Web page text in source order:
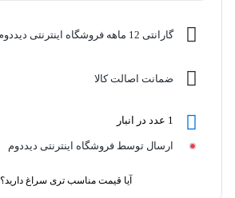
گارانتی 12 ماهه فروشگاه اینترنتی دیددوم
ضمانت اصالت کالا
1 عدد در انبار
ارسال توسط فروشگاه اینترنتی دیددوم
آیا قیمت مناسب تری سراغ دارید؟